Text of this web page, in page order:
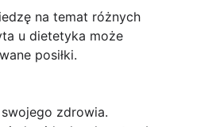
na temat różnych
u dietetyka może
posiłki.
zdrowia.